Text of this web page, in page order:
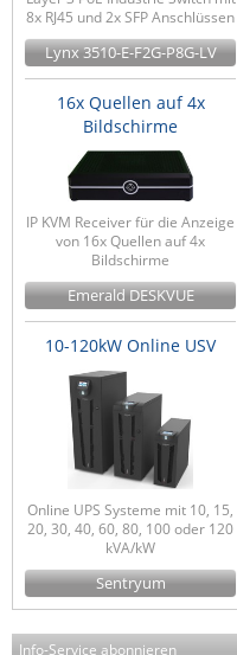
8x RJ45 und 2x SFP Anschlüssen
Lynx 3510-E-F2G-P8G-LV
16x Quellen auf 4x
Bildschirme
IP KVM Receiver für die Anzeige
von 16x Quellen auf 4x
Bildschirme
Emerald DESKVUE
10-120kW Online USV
Online UPS Systeme mit 10, 15,
20, 30, 40, 60, 80, 100 oder 120
kVA/kW
Sentryum
Info-Service abonnieren